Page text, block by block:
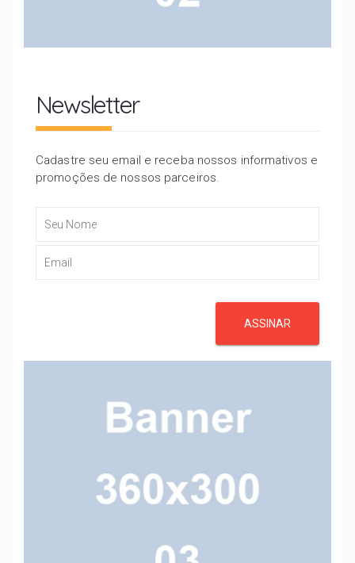
Newsletter
Cadastre seu email e receba nossos informativos e
promoções de nossos parceiros.